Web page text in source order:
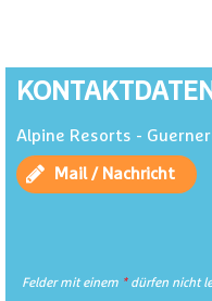
Alpine Resorts -
Mail / Nachricht
Felder mit einem *dürfen nicht